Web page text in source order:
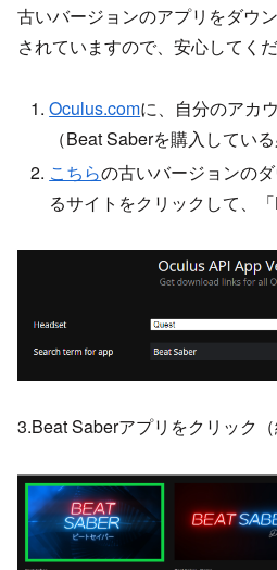
古いバージョンのアプリをダウ
されていますので、安心してくだ
Oculus.comに、自分のアカ
（Beat Saberを購入している
こちらの古いバージョンの
るサイトをクリックして、
3.Beat Saberアプリをクリック（